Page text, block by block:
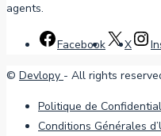
agents.
Facebook X
© Devlopy - All rights
Politique de
Conditions Générales